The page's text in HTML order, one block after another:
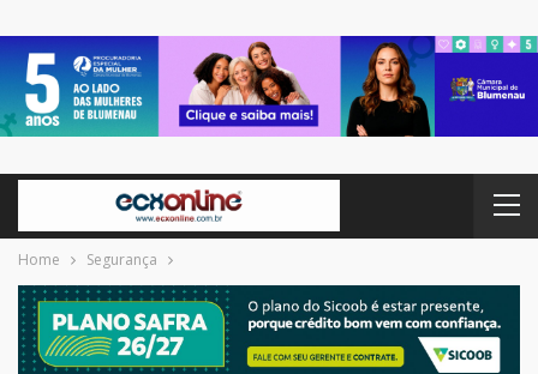
Home Segurança